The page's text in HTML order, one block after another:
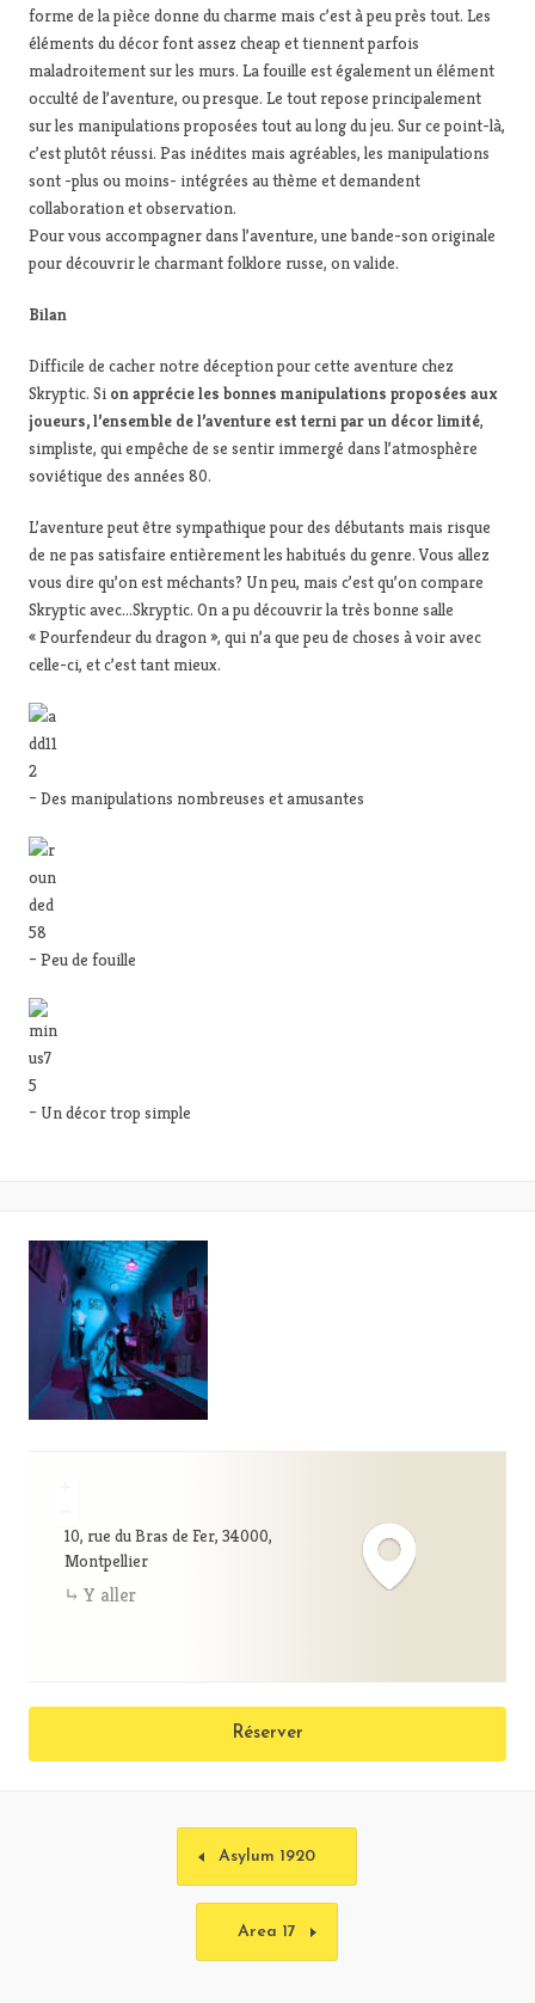
forme de la pièce donne du charme mais c’est à peu près tout. Les
éléments du décor font assez cheap et tiennent parfois
maladroitement sur les murs. La fouille est également un élément
occulté de l’aventure, ou presque. Le tout repose principalement
sur les manipulations proposées tout au long du jeu. Sur ce point-là,
c’est plutôt réussi. Pas inédites mais agréables, les manipulations
sont -plus ou moins- intégrées au thème et demandent
collaboration et observation.
Pour vous accompagner dans l’aventure, une bande-son originale
pour découvrir le charmant folklore russe, on valide.
Bilan
Difficile de cacher notre déception pour cette aventure chez
Skryptic. Si on apprécie les bonnes manipulations proposées aux
joueurs, l’ensemble de l’aventure est terni par un décor limité,
simpliste, qui empêche de se sentir immergé dans l’atmosphère
soviétique des années 80.
L’aventure peut être sympathique pour des débutants mais risque
de ne pas satisfaire entièrement les habitués du genre. Vous allez
vous dire qu’on est méchants? Un peu, mais c’est qu’on compare
Skryptic avec…Skryptic. On a pu découvrir la très bonne salle
« Pourfendeur du dragon », qui n’a que peu de choses à voir avec
celle-ci, et c’est tant mieux.
– Des manipulations nombreuses et amusantes
– Peu de fouille
– Un décor trop simple
10, rue du Bras de Fer, 34000,
Montpellier
Y aller
Réserver
Asylum 1920
Area 17